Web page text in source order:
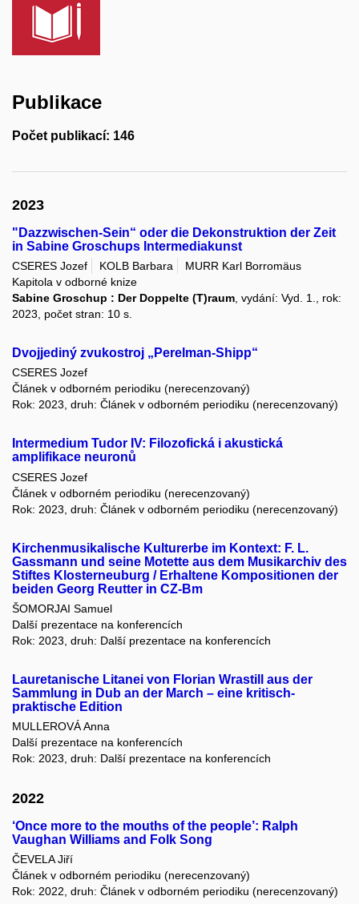
Publikace
Počet publikací: 146
2023
"Dazzwischen-Sein“ oder die Dekonstruktion der Zeit
in Sabine Groschups Intermediakunst
CSERES Jozef KOLB Barbara
MURR Karl Borromäus
Kapitola v odborné knize
Sabine Groschup : Der Doppelte (T)raum , vydání: Vyd. 1., rok:
2023, počet stran: 10 s.
Dvojjediný zvukostroj „Perelman-Shipp“
CSERES Jozef
Článek v odborném periodiku (nerecenzovaný)
Rok: 2023, druh: Článek v odborném periodiku (nerecenzovaný)
Intermedium Tudor IV: Filozofická i akustická
amplifikace neuronů
CSERES Jozef
Článek v odborném periodiku (nerecenzovaný)
Rok: 2023, druh: Článek v odborném periodiku (nerecenzovaný)
Kirchenmusikalische Kulturerbe im Kontext: F. L.
Gassmann und seine Motette aus dem Musikarchiv des
Stiftes Klosterneuburg / Erhaltene Kompositionen der
beiden Georg Reutter in CZ-Bm
ŠOMORJAI Samuel
Další prezentace na konferencích
Rok: 2023, druh: Další prezentace na konferencích
Lauretanische Litanei von Florian Wrastill aus der
Sammlung in Dub an der March – eine kritisch-
praktische Edition
MULLEROVÁ Anna
Další prezentace na konferencích
Rok: 2023, druh: Další prezentace na konferencích
2022
‘Once more to the mouths of the people’: Ralph
Vaughan Williams and Folk Song
ČEVELA Jiří
Článek v odborném periodiku (nerecenzovaný)
Rok: 2022, druh: Článek v odborném periodiku (nerecenzovaný)